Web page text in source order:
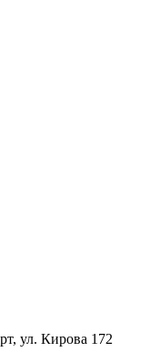
ул. Кирова 172